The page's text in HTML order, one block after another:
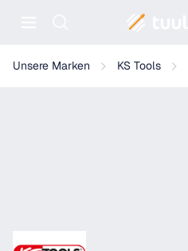
Unsere Marken KS Tools
KS Tools Messinghammer